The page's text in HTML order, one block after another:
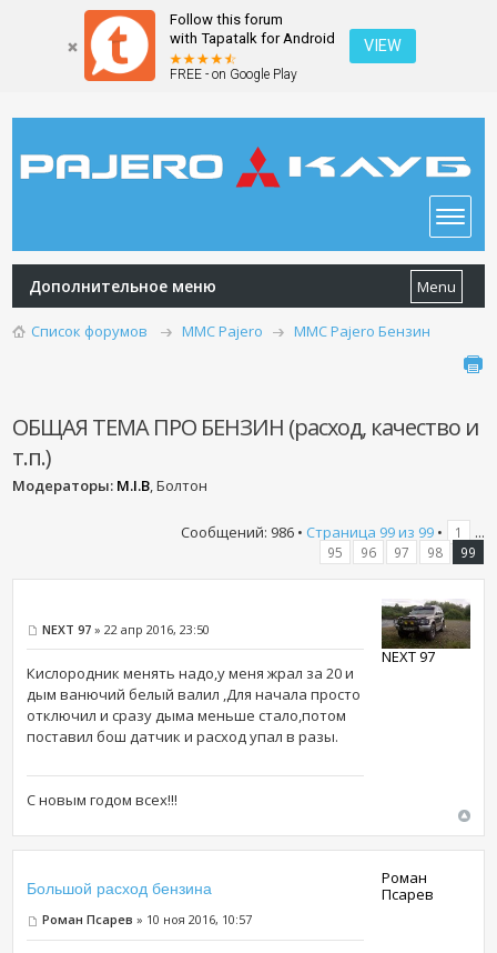
Follow this forum
with Tapatalk for Android
FREE - on Google Play
VIEW
Дополнительное меню Menu
Список форумов MMC Pajero MMC Pajero Бензин
ОБЩАЯ ТЕМА ПРО БЕНЗИН (расход, качество и
т.п.)
Модераторы: M.I.B, Болтон
Сообщений: 986 • Страница 99из 99• 1 ...
95 96 97 98 99
NEXT 97 » 22 апр 2016, 23:50
Кислородник менять надо,у меня жрал за 20 и
дым ванючий белый валил ,Для начала просто
отключил и сразу дыма меньше стало,потом
поставил бош датчик и расход упал в разы.
С новым годом всех!!!
NEXT 97
Большой расход бензина
Роман Псарев » 10 ноя 2016, 10:57
Роман
Псарев